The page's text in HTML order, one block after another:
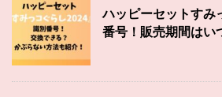
ハッピーセットすみ
番号！販売期間はい